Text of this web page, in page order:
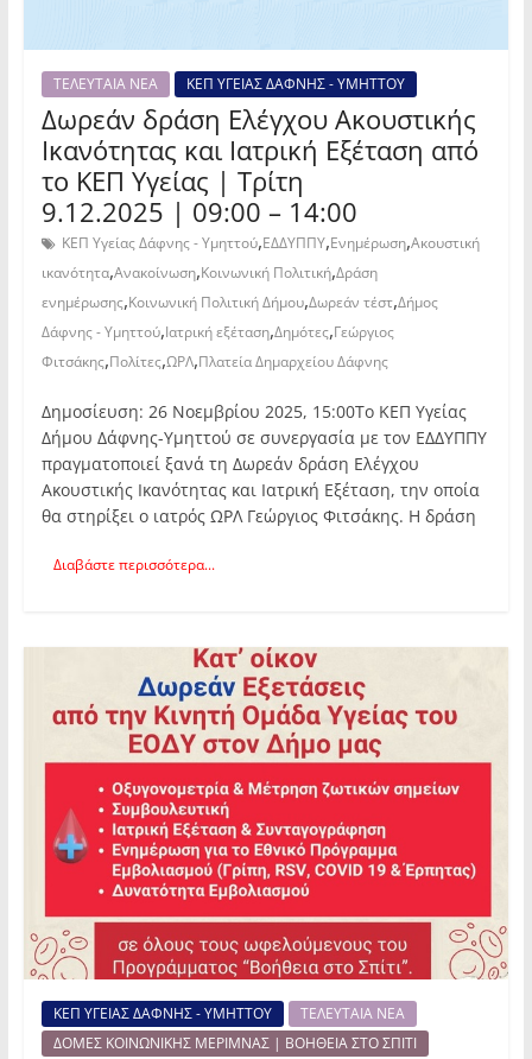
ΤΕΛΕΥΤΑΙΑ ΝΕΑ ΚΕΠ ΥΓΕΙΑΣ ΔΑΦΝΗΣ - ΥΜΗΤΤΟΥ
Δωρεάν δράση Ελέγχου Ακουστικής
Ικανότητας και Ιατρική Εξέταση από
το ΚΕΠ Υγείας | Τρίτη
9.12.2025 | 09:00 – 14:00
ΚΕΠ Υγείας Δάφνης - Υμηττού,ΕΔΔΥΠΠΥ,Ενημέρωση,Ακουστική
ικανότητα,Ανακοίνωση,Κοινωνική Πολιτική,Δράση
ενημέρωσης,Κοινωνική Πολιτική Δήμου,Δωρεάν τέστ,Δήμος
Δάφνης - Υμηττού,Ιατρική εξέταση,Δημότες,Γεώργιος
Φιτσάκης,Πολίτες,ΩΡΛ,Πλατεία Δημαρχείου Δάφνης
Δημοσίευση: 26 Νοεμβρίου 2025, 15:00Το ΚΕΠ Υγείας
Δήμου Δάφνης-Υμηττού σε συνεργασία με τον ΕΔΔΥΠΠΥ
πραγματοποιεί ξανά τη Δωρεάν δράση Ελέγχου
Ακουστικής Ικανότητας και Ιατρική Εξέταση, την οποία
θα στηρίξει ο ιατρός ΩΡΛ Γεώργιος Φιτσάκης. Η δράση
Διαβάστε περισσότερα...
ΚΕΠ ΥΓΕΙΑΣ ΔΑΦΝΗΣ - ΥΜΗΤΤΟΥ
ΤΕΛΕΥΤΑΙΑ ΝΕΑ
ΔΟΜΕΣ ΚΟΙΝΩΝΙΚΗΣ ΜΕΡΙΜΝΑΣ | ΒΟΗΘΕΙΑ ΣΤΟ ΣΠΙΤΙ